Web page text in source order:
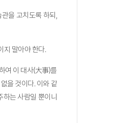
을 고치도록 하되,
지 말아야 한다.
여 이 대사(大事)를
을 것이다. 이와 같
하는 사람일 뿐이니